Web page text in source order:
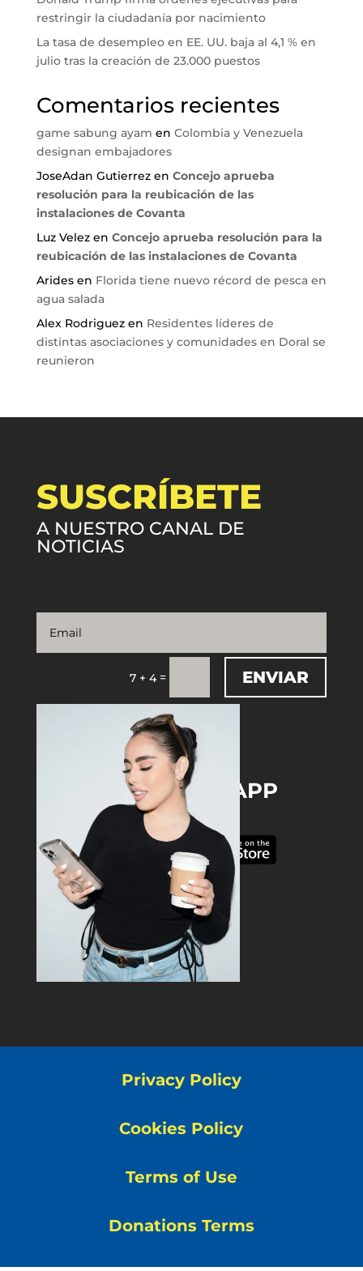
restringir la ciudadanía por nacimiento
La tasa de desempleo en EE. UU. baja al 4,1 % en
julio tras la creación de 23.000 puestos
Comentarios recientes
game sabung ayam en Colombia y Venezuela
designan embajadores
JoseAdan Gutierrezen Concejo aprueba
resolución para la reubicación de las
instalaciones de Covanta
Luz Velezen Concejo aprueba resolución para la
reubicación de las instalaciones de Covanta
Aridesen Florida tiene nuevo récord de pesca en
agua salada
Alex Rodriguezen Residentes líderes de
distintas asociaciones y comunidades en Doral se
reunieron
SUSCRÍBETE
A NUESTRO CANAL DE
NOTICIAS
7 + 4= ENVIAR
DOWNLOAD THE APP
Privacy Policy
Cookies Policy
Terms of Use
Donations Terms